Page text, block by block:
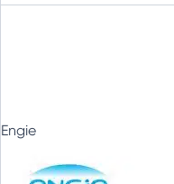
Engie